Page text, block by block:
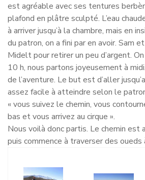
est agréable avec ses tentures
plafond en plâtre sculpté. L’eau
à arriver jusqu’à la chambre, mais en
du patron, on a fini par en avoir. Sam
Midelt pour retirer un peu d’argent.
10 h, nous partons joyeusement à
de l’aventure. Le but est d’aller
assez facile à atteindre selon le
« vous suivez le chemin, vous
bas et vous arrivez au cirque ».
Nous voilà donc partis. Le chemin est
puis commence à traverser des oueds